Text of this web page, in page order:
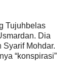
Tujuhbelas
Dia
Syarif Mohdar.
“konspirasi”